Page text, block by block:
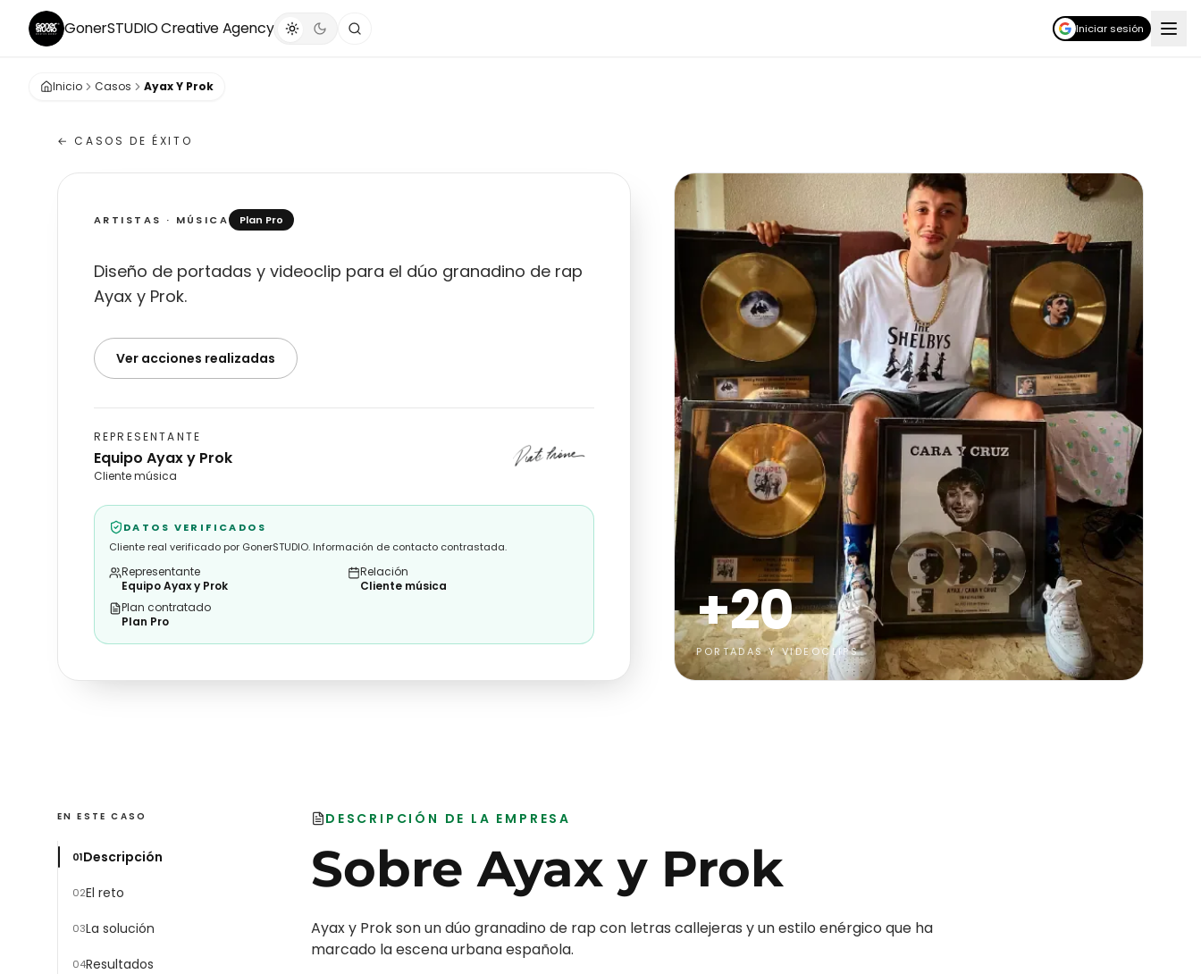
GonerSTUDIOCreative Agency Iniciar sesión
Inicio Casos Ayax Y Prok
← CASOS DE ÉXITO
ARTISTAS · MÚSICA Plan Pro
Diseño de portadas y videoclip para el dúo granadino de rap
Ayax y Prok.
Ver acciones realizadas
REPRESENTANTE
Equipo Ayax y Prok
Cliente música
DATOS VERIFICADOS
Cliente real verificado por GonerSTUDIO. Información de contacto contrastada.
Representante
Equipo Ayax y Prok
Relación
Cliente música
Plan contratado
Plan Pro
+20
PORTADAS Y VIDEOCLIPS
EN ESTE CASO
01Descripción
02El reto
03La solución
04Resultados
DESCRIPCIÓN DE LA EMPRESA
SobreAyax y Prok
Ayax y Prok son un dúo granadino de rap con letras callejeras y un estilo enérgico que ha
marcado la escena urbana española.